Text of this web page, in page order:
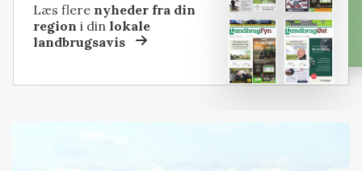
Læs flere nyheder fra din
region i dinlokale
landbrugsavis